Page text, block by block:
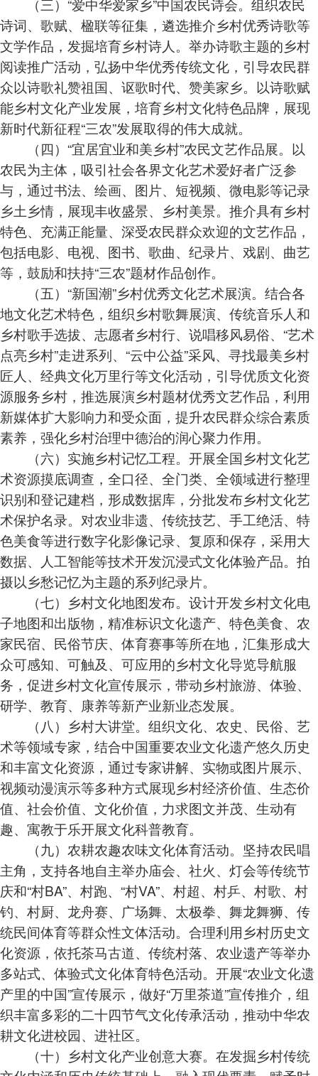
（三）“爱中华爱家乡”中国农民诗会。组织农民
诗词、歌赋、楹联等征集，遴选推介乡村优秀诗歌等
文学作品，发掘培育乡村诗人。举办诗歌主题的乡村
阅读推广活动，弘扬中华优秀传统文化，引导农民群
众以诗歌礼赞祖国、讴歌时代、赞美家乡。以诗歌赋
能乡村文化产业发展，培育乡村文化特色品牌，展现
新时代新征程“三农”发展取得的伟大成就。
（四）“宜居宜业和美乡村”农民文艺作品展。以
农民为主体，吸引社会各界文化艺术爱好者广泛参
与，通过书法、绘画、图片、短视频、微电影等记录
乡土乡情，展现丰收盛景、乡村美景。推介具有乡村
特色、充满正能量、深受农民群众欢迎的文艺作品，
包括电影、电视、图书、歌曲、纪录片、戏剧、曲艺
等，鼓励和扶持“三农”题材作品创作。
（五）“新国潮”乡村优秀文化艺术展演。结合各
地文化艺术特色，组织乡村歌舞展演、传统音乐人和
乡村歌手选拔、志愿者乡村行、说唱移风易俗、“艺术
点亮乡村”走进系列、“云中公益”采风、寻找最美乡村
匠人、经典文化万里行等文化活动，引导优质文化资
源服务乡村，推选展演乡村题材优秀文艺作品，利用
新媒体扩大影响力和受众面，提升农民群众综合素质
素养，强化乡村治理中德治的润心聚力作用。
（六）实施乡村记忆工程。开展全国乡村文化艺
术资源摸底调查，全口径、全门类、全领域进行整理
识别和登记建档，形成数据库，分批发布乡村文化艺
术保护名录。对农业非遗、传统技艺、手工绝活、特
色美食等进行数字化影像记录、复原和保存，采用大
数据、人工智能等技术开发沉浸式文化体验产品。拍
摄以乡愁记忆为主题的系列纪录片。
（七）乡村文化地图发布。设计开发乡村文化电
子地图和出版物，精准标识文化遗产、特色美食、农
家民宿、民俗节庆、体育赛事等所在地，汇集形成大
众可感知、可触及、可应用的乡村文化导览导航服
务，促进乡村文化宣传展示，带动乡村旅游、体验、
研学、教育、康养等新产业新业态发展。
（八）乡村大讲堂。组织文化、农史、民俗、艺
术等领域专家，结合中国重要农业文化遗产悠久历史
和丰富文化资源，通过专家讲解、实物或图片展示、
视频动漫演示等多种方式展现乡村经济价值、生态价
值、社会价值、文化价值，力求图文并茂、生动有
趣、寓教于乐开展文化科普教育。
（九）农耕农趣农味文化体育活动。坚持农民唱
主角，支持各地自主举办庙会、社火、灯会等传统节
庆和“村BA”、村跑、“村VA”、村超、村乒、村歌、村
钓、村厨、龙舟赛、广场舞、太极拳、舞龙舞狮、传
统民间体育等群众性文体活动。合理利用乡村历史文
化资源，依托茶马古道、传统村落、农业遗产等举办
多站式、体验式文化体育特色活动。开展“农业文化遗
产里的中国”宣传展示，做好“万里茶道”宣传推介，组
织丰富多彩的二十四节气文化传承活动，推动中华农
耕文化进校园、进社区。
（十）乡村文化产业创意大赛。在发掘乡村传统